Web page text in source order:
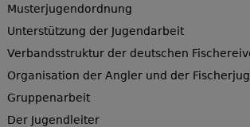
Musterjugendordnung
Unterstützung der Jugendarbeit
Verbandsstruktur der deutschen
Organisation der Angler und der
Gruppenarbeit
Der Jugendleiter